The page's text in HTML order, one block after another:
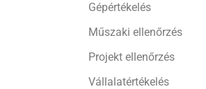
Gépértékelés
Műszaki ellenőrzés
Projekt ellenőrzés
Vállalatértékelés